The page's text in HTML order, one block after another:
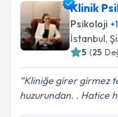
Klinik
Psikoloji +1
İstanbul,
5 (25
Kliniğe girer girmez
huzurundan. . Hatice